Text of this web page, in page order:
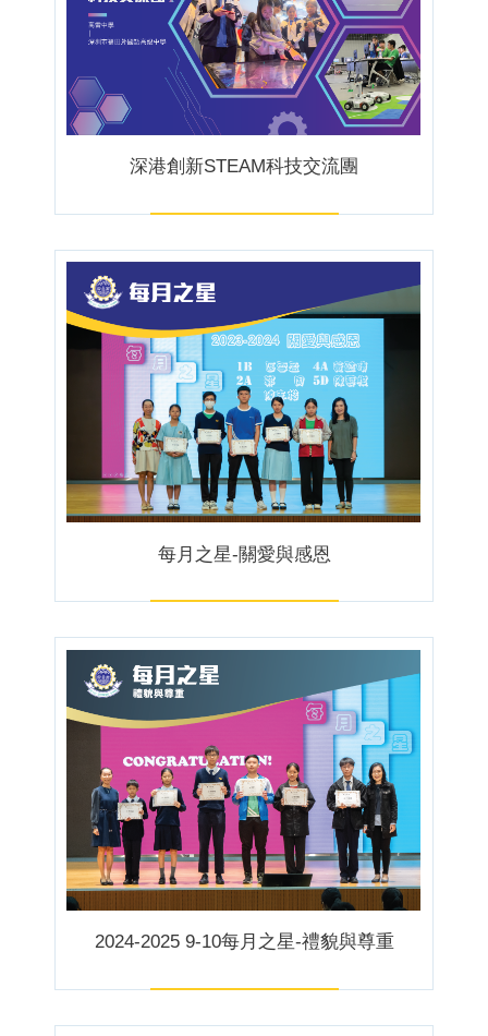
深港創新STEAM科技交流團
每月之星-關愛與感恩
2024-2025 9-10每月之星-禮貌與尊重